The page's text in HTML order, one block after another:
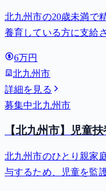
北九州市の20歳未満で
養育している方に支給
6万円
北九州市
詳細を見る
募集中北九州市
【北九州市】児童
北九州市のひとり親家
与するため、児童を監